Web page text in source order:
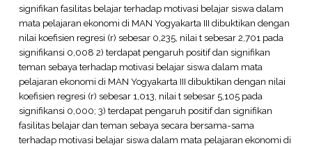
signifikan fasilitas belajar terhadap motivasi belajar siswa dalam
mata pelajaran ekonomi di MAN Yogyakarta III dibuktikan dengan
nilai koefisien regresi (r) sebesar 0,235, nilai t sebesar 2,701 pada
signifikansi 0,008 2) terdapat pengaruh positif dan signifikan
teman sebaya terhadap motivasi belajar siswa dalam mata
pelajaran ekonomi di MAN Yogyakarta III dibuktikan dengan nilai
koefisien regresi (r) sebesar 1,013, nilai t sebesar 5,105 pada
signifikansi 0,000; 3) terdapat pengaruh positif dan signifikan
fasilitas belajar dan teman sebaya secara bersama-sama
terhadap motivasi belajar siswa dalam mata pelajaran ekonomi di